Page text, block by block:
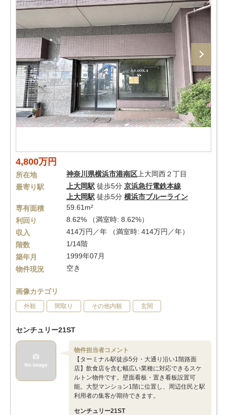
4,800万円
所在地 神奈川県横浜市港南区 上大岡西２丁目
最寄り駅
上大岡駅 徒歩5分 京浜急行電鉄本線
上大岡駅 徒歩5分 横浜市ブルーライン
専有面積
59.61m²
利回り
8.62% （満室時: 8.62%）
収入
414万円／年 （満室時: 414万円／年）
階数
1/14階
築年月
1999年07月
物件現況
空き
画像カテゴリ
外観 間取り その他内観 玄関
センチュリー21ST
物件担当者コメント
【ターミナル駅徒歩5分・大通り沿い1階路面
店】飲食店を含む幅広い業種に対応できるスケ
ルトン物件です。壁面看板・置き看板設置可
能。大型マンション1階に位置し、周辺住民と駅
利用者の集客が期待できます。
センチュリー21ST